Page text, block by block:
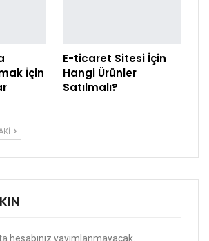
İçin
E-ticaret Sitesi İçin
Hangi Ürünler
Satılmalı?
hesabınız yayımlanmayacak.